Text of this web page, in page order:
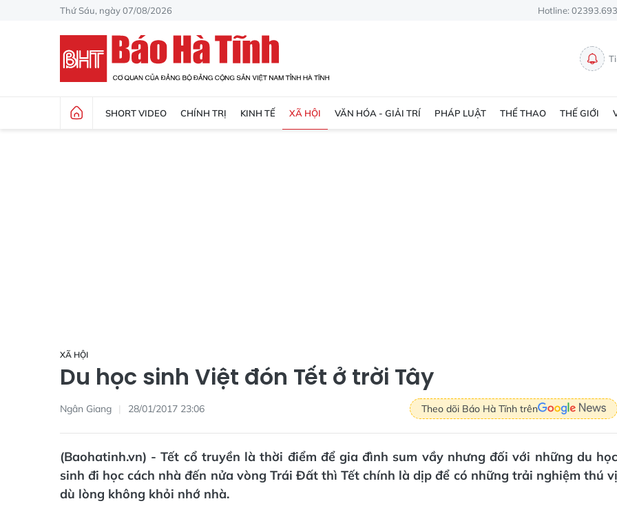
Thứ Sáu, ngày 07/08/2026 Hotline:
SHORT VIDEO CHÍNH TRỊ KINH TẾ XÃ HỘI VĂN HÓA - GIẢI TRÍ PHÁP LUẬT THỂ THAO THẾ GIỚI
XÃ HỘI
Du học sinh Việt đón Tết ở trời Tây
Ngân Giang 28/01/2017 23:06 Theo dõi Báo Hà Tĩnh trên
(Baohatinh.vn) - Tết cổ truyền là thời điểm để gia đình sum vầy nhưng đối với những du học
sinh đi học cách nhà đến nửa vòng Trái Đất thì Tết chính là dịp để có những trải nghiệm thú vị
dù lòng không khỏi nhớ nhà.